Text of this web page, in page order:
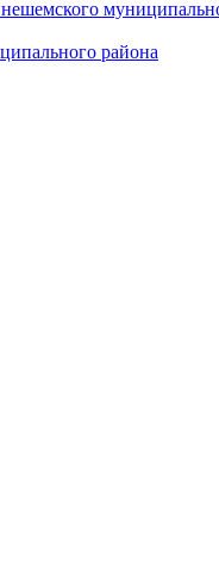
района